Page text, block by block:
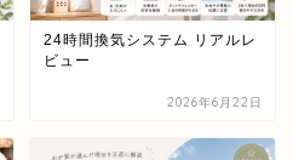
24時間換気システム リアルレ
ビュー
2026年6月22日